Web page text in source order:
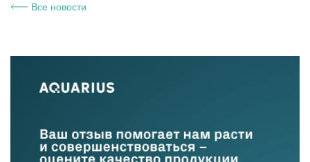
Все новости